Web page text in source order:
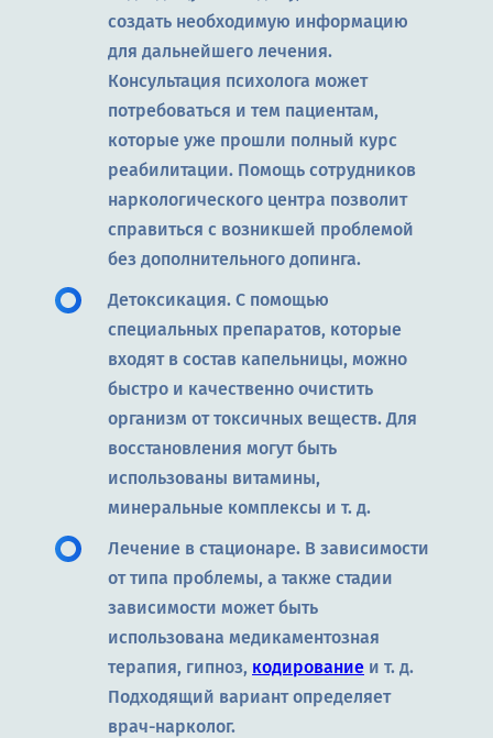
создать необходимую информацию
для дальнейшего лечения.
Консультация психолога может
потребоваться и тем пациентам,
которые уже прошли полный курс
реабилитации. Помощь сотрудников
наркологического центра позволит
справиться с возникшей проблемой
без дополнительного допинга.
Детоксикация. С помощью
специальных препаратов, которые
входят в состав капельницы, можно
быстро и качественно очистить
организм от токсичных веществ. Для
восстановления могут быть
использованы витамины,
минеральные комплексы и т. д.
Лечение в стационаре. В зависимости
от типа проблемы, а также стадии
зависимости может быть
использована медикаментозная
терапия, гипноз, кодирование и т. д.
Подходящий вариант определяет
врач-нарколог.